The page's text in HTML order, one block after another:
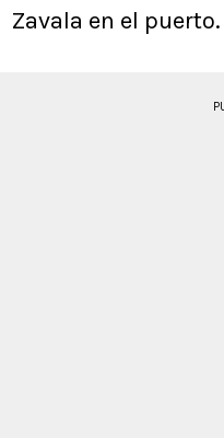
Zavala en el puerto.